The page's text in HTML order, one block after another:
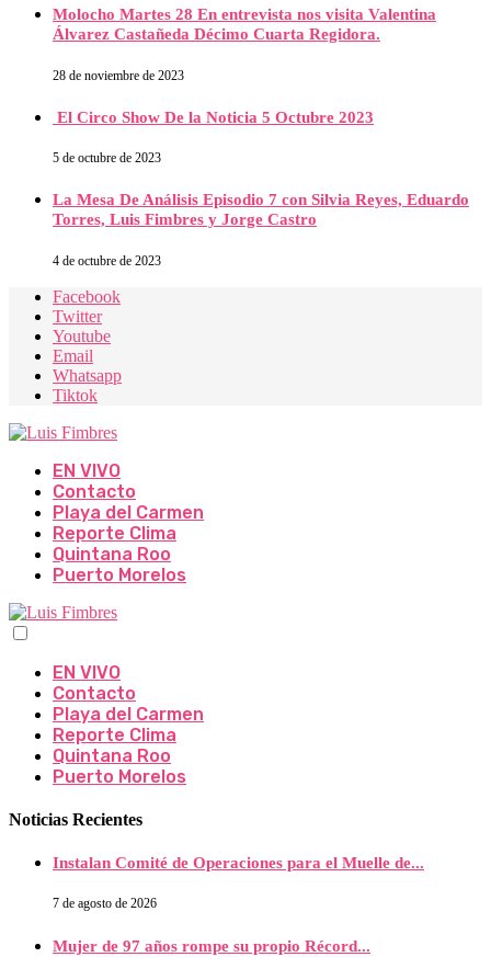
Molocho Martes 28 En entrevista nos visita Valentina
Álvarez Castañeda Décimo Cuarta Regidora.
28 de noviembre de 2023
El Circo Show De la Noticia 5 Octubre 2023
5 de octubre de 2023
La Mesa De Análisis Episodio 7 con Silvia Reyes, Eduardo
Torres, Luis Fimbres y Jorge Castro
4 de octubre de 2023
Facebook
Twitter
Youtube
Email
Whatsapp
Tiktok
EN VIVO
Contacto
Playa del Carmen
Reporte Clima
Quintana Roo
Puerto Morelos
EN VIVO
Contacto
Playa del Carmen
Reporte Clima
Quintana Roo
Puerto Morelos
Noticias Recientes
Instalan Comité de Operaciones para el Muelle de...
7 de agosto de 2026
Mujer de 97 años rompe su propio Récord...